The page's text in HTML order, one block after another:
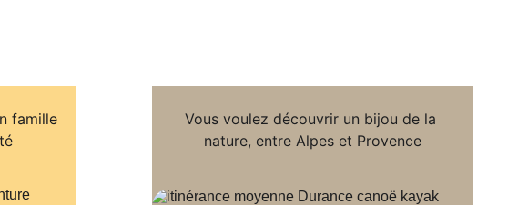
Vous voulez découvrir un bijou de la
nature, entre Alpes et Provence
famille